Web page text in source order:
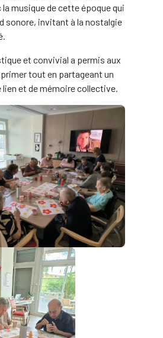
la musique de cette époque qui
sonore, invitant à la nostalgie
et convivial a permis aux
tout en partageant un
lien et de mémoire collective.